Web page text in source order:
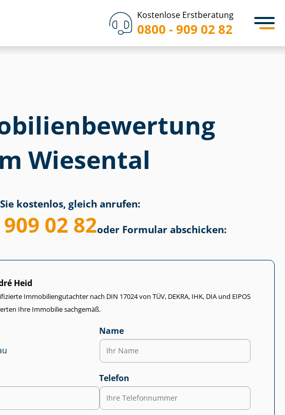
Kostenlose Erstberatung
0800 - 909 02 82
Wiesental
kostenlos, gleich anrufen:
02 82oder Formular abschicken:
Heid
Im­mo­bi­li­en­gut­ach­ter nach DIN 17024 von TÜV, DEKRA, IHK, DIA und EIPOS
Ihre Immobilie sachgemäß.
Name
Telefon